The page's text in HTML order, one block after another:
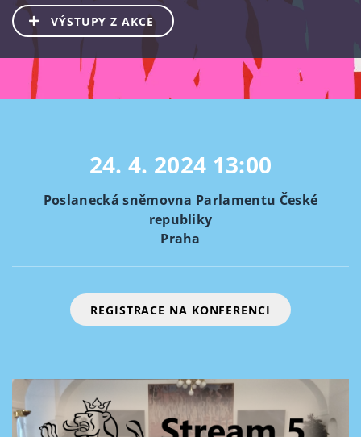
VÝSTUPY Z AKCE
24. 4. 2024 13:00
Poslanecká sněmovna Parlamentu České
republiky
Praha
REGISTRACE NA KONFERENCI